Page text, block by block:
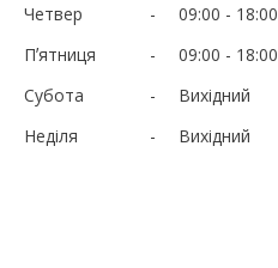
Четвер
09:00
18:00
Пʼятниця
09:00
18:00
Субота
Вихідний
Неділя
Вихідний